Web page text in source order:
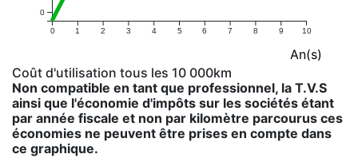
0 1 2 3 4 5 6 7 8 9 10
0
An(s)
Coût d'utilisation tous les 10 000km
Non compatible en tant que professionnel, la T.V.S
ainsi que l'économie d'impôts sur les sociétés étant
par année fiscale et non par kilomètre parcourus ces
économies ne peuvent être prises en compte dans
ce graphique.